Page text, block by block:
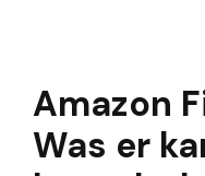
Amazon
Was er